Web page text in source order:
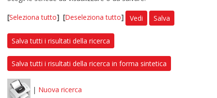
[Seleziona tutto] [Deseleziona tutto] Vedi Salva
Salva tutti i risultati della ricerca
Salva tutti i risultati della ricerca in forma sintetica
| Nuova ricerca